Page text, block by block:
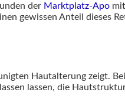
der Marktplatz-Apo mit
gewissen Anteil dieses
Hautalterung zeigt. Bei
lassen, die